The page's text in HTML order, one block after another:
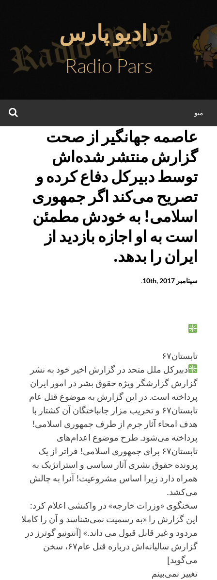
رادیو پارس
Radio Pars
منو
عاصمه جهانگیر از صحت
گزارش منتشر شده‌اش
توسط دبیرکل دفاع کرده و
تصریح می‌کند اگر جمهوری
اسلامی! به خودش مطمئن
است به او اجازه بازدید از
ایران را بدهد.
سپتامبر 10th, 2017 .
تابستان۶۷
دبیرکل ملل متحد در گزارش اخیر خود به نشر
گزارش گزارشگر ویژه حقوق بشر در امور ایران
پرداخته است. در این گزارش به موضوع قتل عام
تابستان۶۷ و تخریب مزار جانباختگان آن کشتار با
هدف امحاء آثار جرم از طرف جمهوری اسلامی!
پرداخته می‌شود. طرح موضوع اعدام‌های
تابستان۶۷ برای جمهوری اسلامی! فراتر از یک
پرونده حقوق بشری آثار سیاسی و استراتژیک به
همراه دارد زیرا اساس مشروعیت! آنرا به چالش
می‌کشد.
سخنگوی «وزرات خارجه» در واکنشی اعلام کرد:
این گزارش را «به رسمیت نمی‌شناسد و آن را كاملا
مردود و غیر قابل قبول می داند.» [آنتونیو گوترز در
گزارش سالیانه‌اش درباره قتل عام۶۷، سخن
می‌گوید]
تغییر نمی‌بینم